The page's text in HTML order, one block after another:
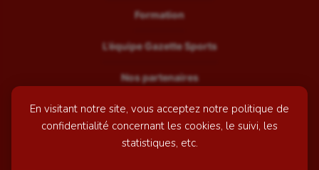
En visitant notre site, vous acceptez notre politique de
confidentialité concernant les cookies, le suivi, les
statistiques, etc.
Formation
L’équipe Gazette Sports
Nos partenaires
Recrutement
Mentions légales